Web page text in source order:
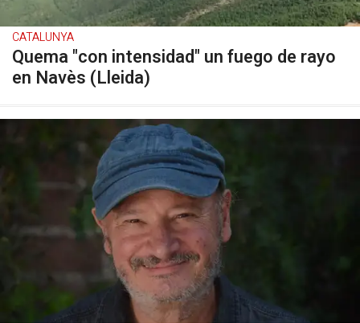
CATALUNYA
Quema "con intensidad" un fuego de rayo
en Navès (Lleida)